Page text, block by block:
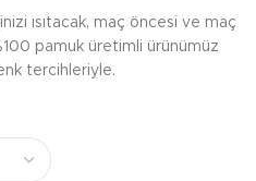
ısıtacak, maç öncesi ve maç
pamuk üretimli ürünümüz
tercihleriyle.